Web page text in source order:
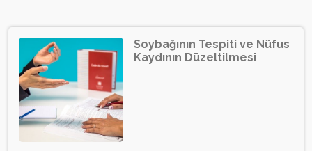
Soybağının Tespiti ve Nüfus
Kaydının Düzeltilmesi